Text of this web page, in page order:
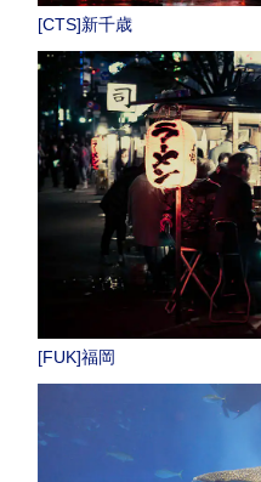
[CTS]新千歳
[FUK]福岡